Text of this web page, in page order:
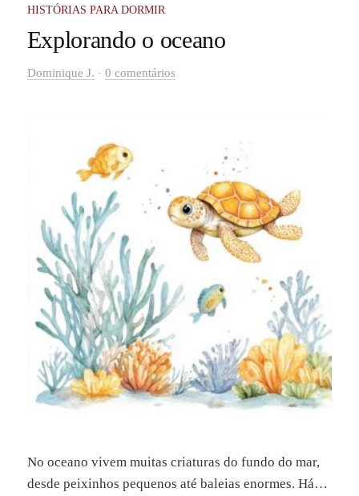
HISTÓRIAS PARA DORMIR
Explorando o oceano
Dominique J. - 0 comentários
No oceano vivem muitas criaturas do fundo do mar,
desde peixinhos pequenos até baleias enormes. Há